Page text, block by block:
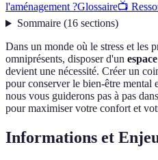
l'aménagement ?Glossaire📺
Sommaire(16 sections)
Dans un monde où le stress et les
omniprésents, disposer d'un
devient une nécessité. Créer un
pour conserver le bien-être mental
nous vous guiderons pas à pas
pour maximiser votre confort et
Informations et